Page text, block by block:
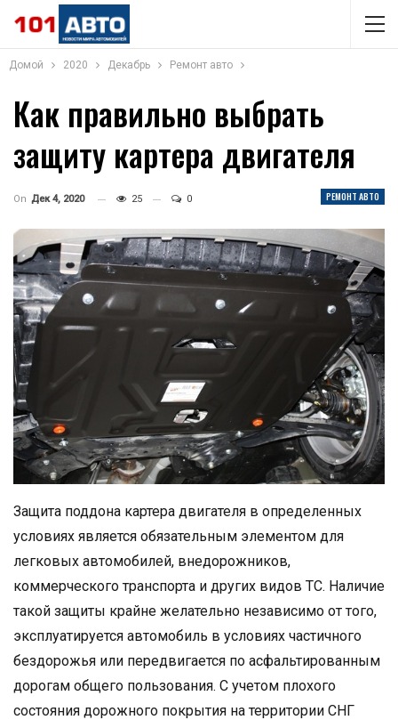
Домой 2020 Декабрь Ремонт авто
Как правильно выбрать
защиту картера двигателя
РЕМОНТ АВТО
On Дек 4, 2020 25 0
Защита поддона картера двигателя в определенных
условиях является обязательным элементом для
легковых автомобилей, внедорожников,
коммерческого транспорта и других видов ТС. Наличие
такой защиты крайне желательно независимо от того,
эксплуатируется автомобиль в условиях частичного
бездорожья или передвигается по асфальтированным
дорогам общего пользования. С учетом плохого
состояния дорожного покрытия на территории СНГ